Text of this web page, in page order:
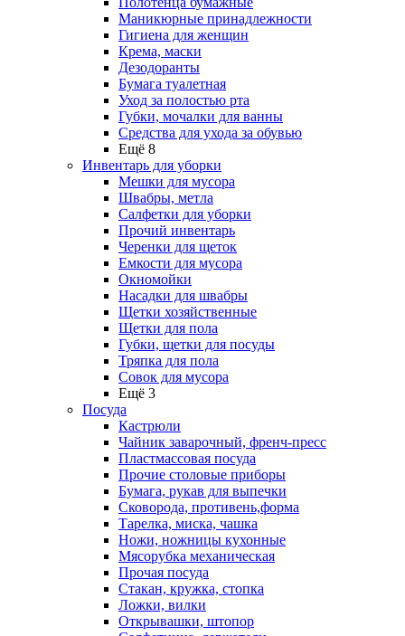
Маникюрные принадлежности
Гигиена для женщин
Крема, маски
Дезодоранты
Бумага туалетная
Уход за полостью рта
Губки, мочалки для ванны
Средства для ухода за обувью
Ещё 8
Инвентарь для уборки
Мешки для мусора
Швабры, метла
Салфетки для уборки
Прочий инвентарь
Черенки для щеток
Емкости для мусора
Окномойки
Насадки для швабры
Щетки хозяйственные
Щетки для пола
Губки, щетки для посуды
Тряпка для пола
Совок для мусора
Ещё 3
Посуда
Кастрюли
Чайник заварочный, френч-пресс
Пластмассовая посуда
Прочие столовые приборы
Бумага, рукав для выпечки
Сковорода, противень,форма
Тарелка, миска, чашка
Ножи, ножницы кухонные
Мясорубка механическая
Прочая посуда
Стакан, кружка, стопка
Ложки, вилки
Открывашки, штопор